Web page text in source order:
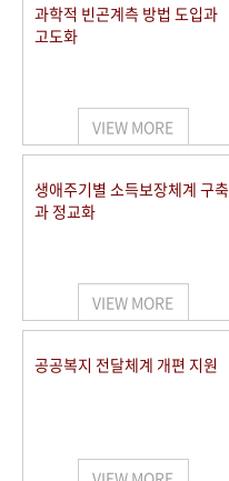
과학적 빈곤계측 방법 도입과
고도화
VIEW MORE
생애주기별 소득보장체계 구축
과 정교화
VIEW MORE
공공복지 전달체계 개편 지원